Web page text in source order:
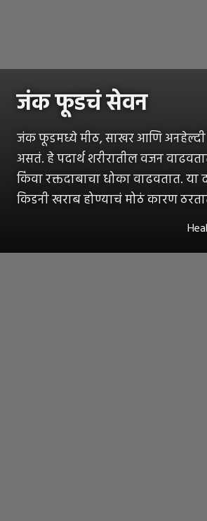
जंक फूडचं सेवन
जंक फूडमध्ये मीठ, साखर आणि अनहेल्दी
असतं. हे पदार्थ शरीरातील वजन
किंवा रक्तदाबाचा धोका वाढवतात. या
किडनी खराब होण्याचं मोठं कारण